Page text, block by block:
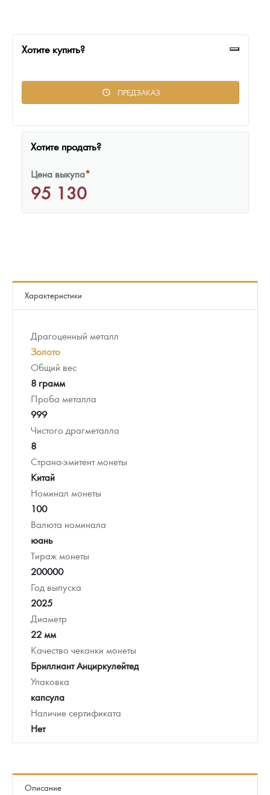
Наборы подарочных и коллекционных монет
Монеты и жетоны из недрагоценных металлов
Хотите купить?
ПРЕДЗАКАЗ
Хотите продать?
Цена выкупа*
95 130
Характеристики
Драгоценный металл
Золото
Общий вес
8 грамм
Проба металла
999
Чистого драгметалла
8
Страна-эмитент монеты
Китай
Номинал монеты
100
Валюта номинала
юань
Тираж монеты
200000
Год выпуска
2025
Диаметр
22 мм
Качество чеканки монеты
Бриллиант Анциркулейтед
Упаковка
капсула
Наличие сертификата
Нет
Описание